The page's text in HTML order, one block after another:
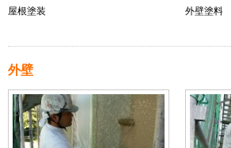
屋根塗装 外壁塗料
外壁